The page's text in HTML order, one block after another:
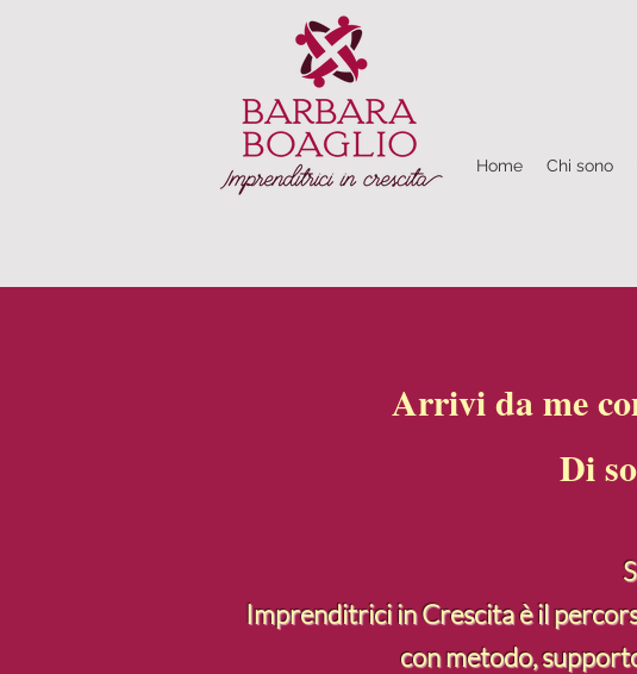
Home Chi sono
Arrivi da me
Di
Imprenditrici in Crescita è il
con metodo,